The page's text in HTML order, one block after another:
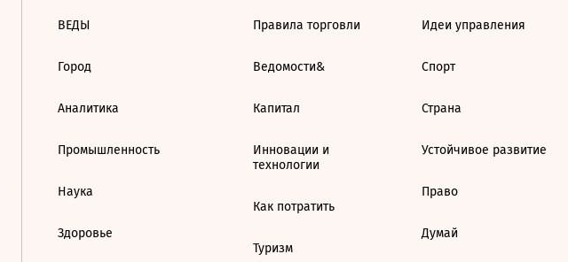
ВЕДЫ
Город
Аналитика
Промышленность
Наука
Здоровье
Правила торговли
Ведомости&
Капитал
Инновации и
технологии
Как потратить
Туризм
Идеи управления
Спорт
Страна
Устойчивое развитие
Право
Думай